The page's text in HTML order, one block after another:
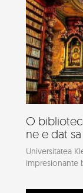
O
ne e dat
Universitatea
impresionante